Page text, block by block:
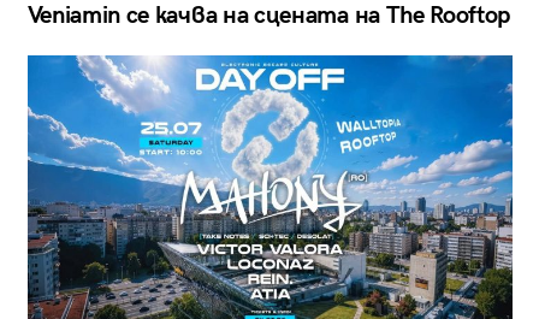
Veniamin се качва на сцената на The Rooftop